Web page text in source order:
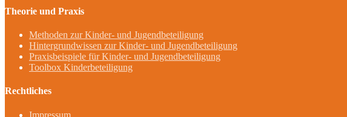
Theorie und Praxis
Methoden zur Kinder- und Jugendbeteiligung
Hintergrundwissen zur Kinder- und Jugendbeteiligung
Praxisbeispiele für Kinder- und Jugendbeteiligung
Toolbox Kinderbeteiligung
Rechtliches
Impressum